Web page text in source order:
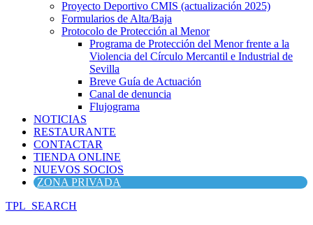
Proyecto Deportivo CMIS (actualización 2025)
Formularios de Alta/Baja
Protocolo de Protección al Menor
Programa de Protección del Menor frente a la
Violencia del Círculo Mercantil e Industrial de
Sevilla
Breve Guía de Actuación
Canal de denuncia
Flujograma
NOTICIAS
RESTAURANTE
CONTACTAR
TIENDA ONLINE
NUEVOS SOCIOS
ZONA PRIVADA
TPL_SEARCH